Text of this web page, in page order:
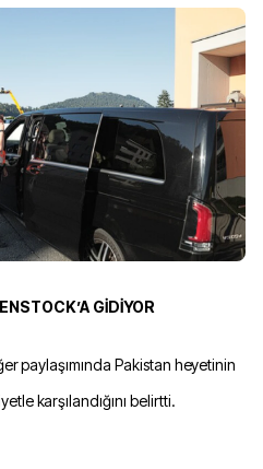
GİDİYOR
paylaşımında Pakistan heyetinin
karşılandığını belirtti.